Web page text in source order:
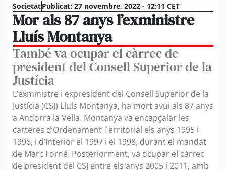
SocietatPublicat: 27 novembre, 2022 - 12:11 CET
Mor als 87 anys l’exministre
Lluís Montanya
També va ocupar el càrrec de
president del Consell Superior de la
Justícia
L’exministre i expresident del Consell Superior de la
Justícia (CSJ) Lluís Montanya, ha mort avui als 87 anys
a Andorra la Vella. Montanya va encapçalar les
carteres d’Ordenament Territorial els anys 1995 i
1996, i d’Interior el 1997 i el 1998, durant el mandat
de Marc Forné. Posteriorment, va ocupar el càrrec
de president del CSJ entre els anys 2005 i 2011, amb